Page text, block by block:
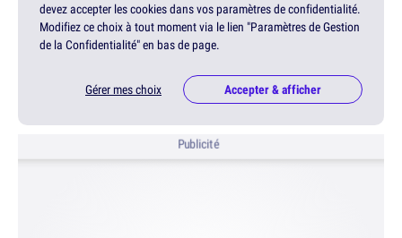
devez accepter les cookies dans vos paramètres de confidentialité.
Modifiez ce choix à tout moment via le lien "Paramètres de Gestion
de la Confidentialité" en bas de page.
Gérer mes choix Accepter & afficher
Publicité